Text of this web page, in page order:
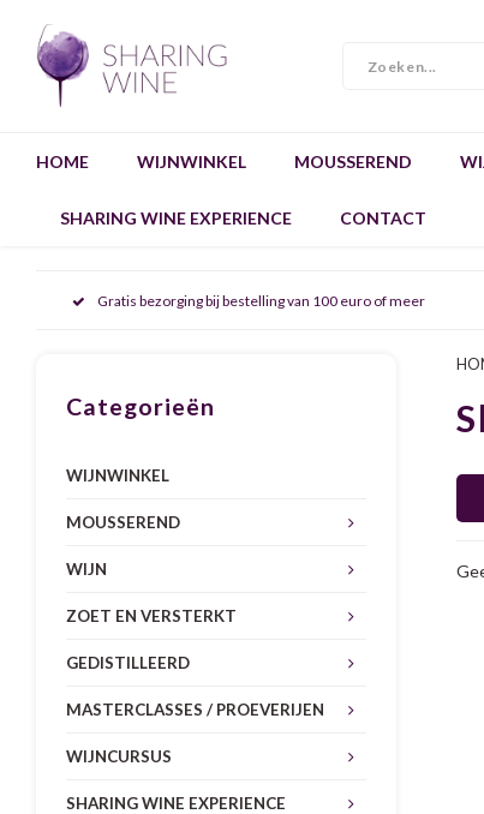
HOME WIJNWINKEL MOUSSEREND
SHARING WINE EXPERIENCE CONTACT
Gratis bezorging bij bestelling van 100 euro of meer
Categorieën
WIJNWINKEL
MOUSSEREND
WIJN
ZOET EN VERSTERKT
GEDISTILLEERD
MASTERCLASSES / PROEVERIJEN
WIJNCURSUS
SHARING WINE EXPERIENCE